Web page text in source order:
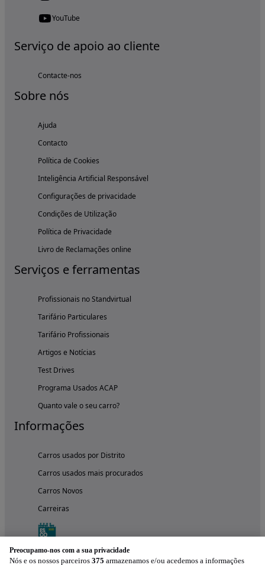
YouTube
Serviço de apoio ao cliente
Contacte-nos
Sobre nós
Ajuda
Contacto
Política de Cookies
Inteligência Artificial Responsável
Configurações de privacidade
Condições de Utilização
Política de Privacidade
Livro de Reclamações online
Serviços e ferramentas
Profissionais no Standvirtual
Tarifário Particulares
Tarifário Profissionais
Artigos e Notícias
Test Drives
Programa Usados ACAP
Quanto vale o seu carro?
Informações
Carros usados por Distrito
Carros usados mais procurados
Carros Novos
Carreiras
Preocupamo-nos com a sua privacidade
Nós e os nossos parceiros 375 armazenamos e/ou acedemos a informações